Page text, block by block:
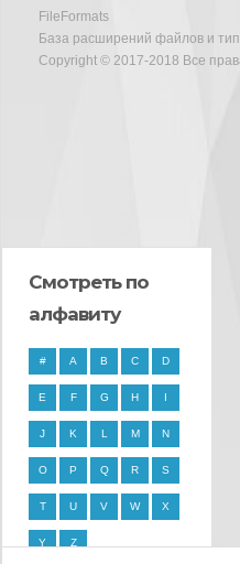
FileFormats
База расширений файлов и
Copyright © 2017-2018 Все
Смотреть по
алфавиту
# A B C D
E F G H I
J K L M N
O P Q R S
T U V W X
Y Z